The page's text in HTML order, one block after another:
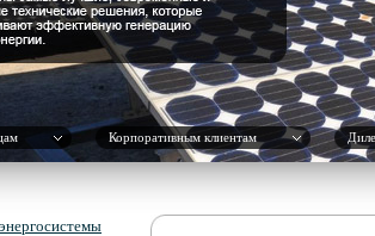
Корпоративным клиентам